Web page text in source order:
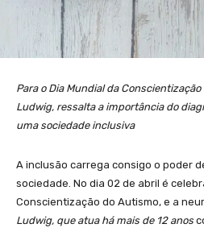
Para o Dia Mundial da
Ludwig, ressalta a importância do
uma sociedade inclusiva
A inclusão carrega consigo o poder
sociedade. No dia 02 de abril é
Conscientização do Autismo, e a
Ludwig, que atua há mais de 12 anos